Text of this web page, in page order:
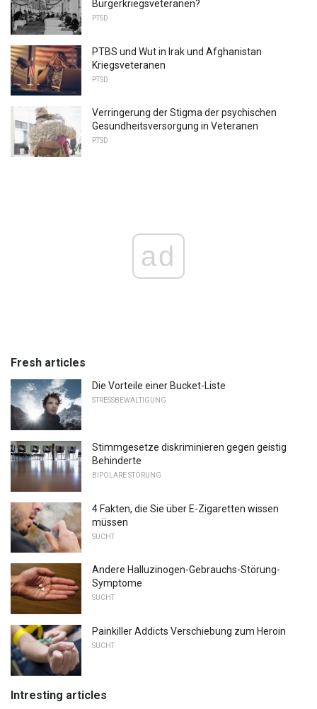
Bürgerkriegsveteranen?
PTSD
PTBS und Wut in Irak und Afghanistan
Kriegsveteranen
PTSD
Verringerung der Stigma der psychischen
Gesundheitsversorgung in Veteranen
PTSD
ad
Fresh articles
Die Vorteile einer Bucket-Liste
STRESSBEWÄLTIGUNG
Stimmgesetze diskriminieren gegen geistig
Behinderte
BIPOLARE STÖRUNG
4 Fakten, die Sie über E-Zigaretten wissen
müssen
SUCHT
Andere Halluzinogen-Gebrauchs-Störung-
Symptome
SUCHT
Painkiller Addicts Verschiebung zum Heroin
SUCHT
Intresting articles